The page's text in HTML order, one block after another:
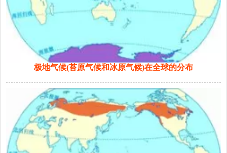
极地气候(苔原气候和冰原气候)在全球的分布